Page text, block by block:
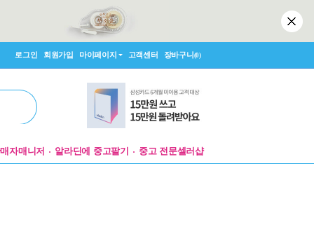
로그인 회원가입 마이페이지 고객센터 장바구니(0)
자매니저 알라딘에 중고팔기 중고 전문셀러샵